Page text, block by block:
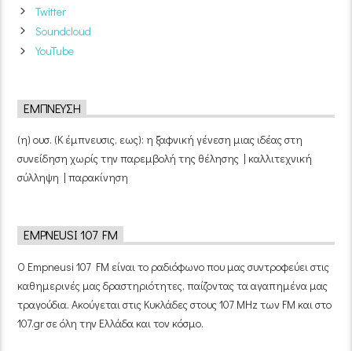
Twitter
Soundcloud
YouTube
ΈΜΠΝΕΥΣΗ
(η) ουσ. (Κ έμπνευσις, εως): η ξαφνική γένεση μιας ιδέας στη
συνείδηση χωρίς την παρεμβολή της θέλησης | καλλιτεχνική
σύλληψη | παρακίνηση
EMPNEUSI 107 FM
Ο Empneusi 107 FM είναι το ραδιόφωνο που μας συντροφεύει στις
καθημερινές μας δραστηριότητες, παίζοντας τα αγαπημένα μας
τραγούδια. Ακούγεται στις Κυκλάδες στους 107 MHz των FM και στο
107.gr σε όλη την Ελλάδα και τον κόσμο.